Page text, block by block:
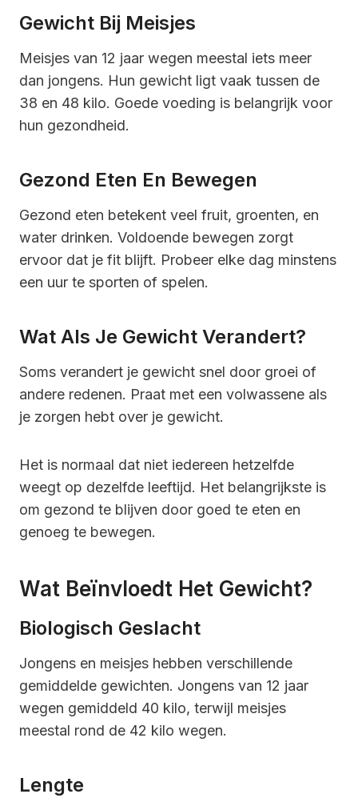
Gewicht Bij Meisjes
Meisjes van 12 jaar wegen meestal iets meer
dan jongens. Hun gewicht ligt vaak tussen de
38 en 48 kilo. Goede voeding is belangrijk voor
hun gezondheid.
Gezond Eten En Bewegen
Gezond eten betekent veel fruit, groenten, en
water drinken. Voldoende bewegen zorgt
ervoor dat je fit blijft. Probeer elke dag minstens
een uur te sporten of spelen.
Wat Als Je Gewicht Verandert?
Soms verandert je gewicht snel door groei of
andere redenen. Praat met een volwassene als
je zorgen hebt over je gewicht.
Het is normaal dat niet iedereen hetzelfde
weegt op dezelfde leeftijd. Het belangrijkste is
om gezond te blijven door goed te eten en
genoeg te bewegen.
Wat Beïnvloedt Het Gewicht?
Biologisch Geslacht
Jongens en meisjes hebben verschillende
gemiddelde gewichten. Jongens van 12 jaar
wegen gemiddeld 40 kilo, terwijl meisjes
meestal rond de 42 kilo wegen.
Lengte